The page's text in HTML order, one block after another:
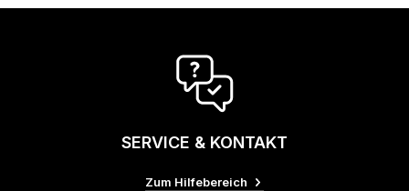
SERVICE & KONTAKT
Zum Hilfebereich